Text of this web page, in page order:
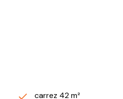
carrez 42 m²